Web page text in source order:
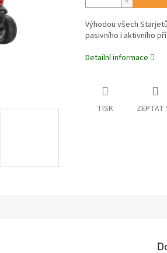
Výhodou všech
pasivního i aktivního
Detailní informace
TISK ZEPTAT